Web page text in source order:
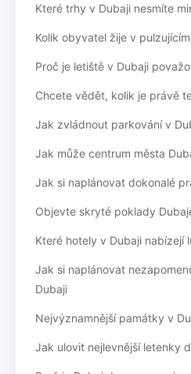
Které trhy v Dubaji nesmíte
Kolik obyvatel žije v
Proč je letiště v Dubaji
Chcete vědět, kolik je právě
Jak zvládnout parkování v
Jak může centrum města
Jak si naplánovat dokonalé
Objevte skryté poklady
Které hotely v Dubaji nabízejí
Jak si naplánovat
Dubaji
Nejvýznamnější památky v
Jak ulovit nejlevnější letenky